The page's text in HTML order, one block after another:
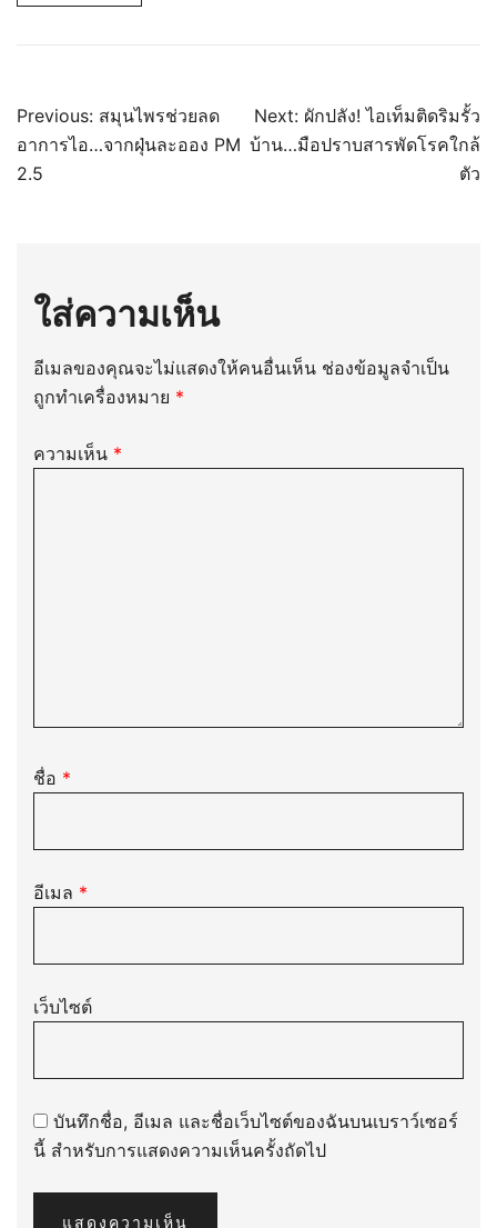
แนะแนว
เรื่อง
Previous: สมุนไพรช่วยลด
อาการไอ…จากฝุ่นละออง PM
2.5
Next: ผักปลัง! ไอเท็มติดริมรั้ว
บ้าน…มือปราบสารพัดโรคใกล้
ตัว
ใส่ความเห็น
อีเมลของคุณจะไม่แสดงให้คนอื่นเห็น ช่องข้อมูลจำเป็น
ถูกทำเครื่องหมาย *
ความเห็น *
ชื่อ *
อีเมล *
เว็บไซต์
บันทึกชื่อ, อีเมล และชื่อเว็บไซต์ของฉันบนเบราว์เซอร์
นี้ สำหรับการแสดงความเห็นครั้งถัดไป